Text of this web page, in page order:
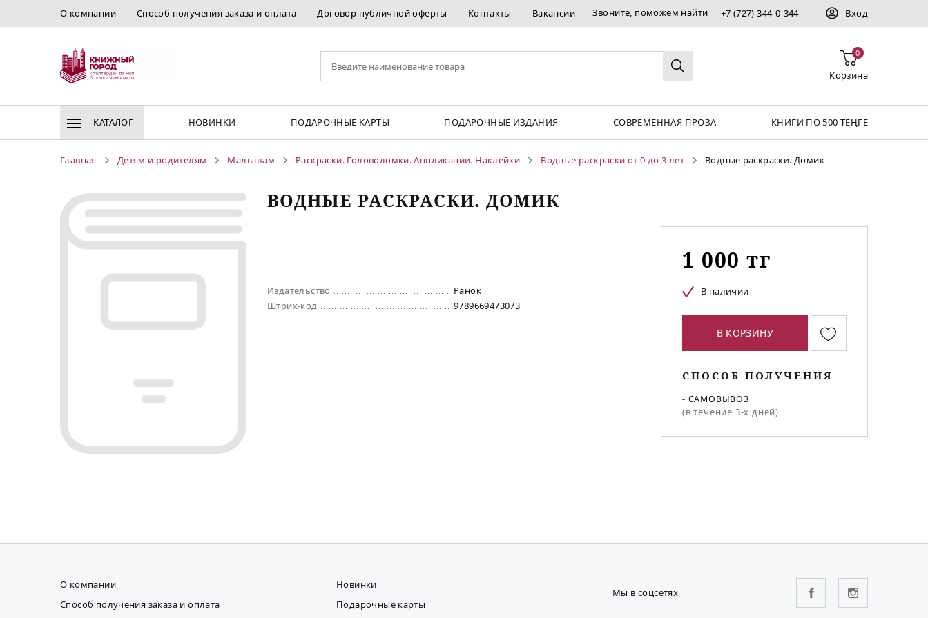
О компании Способ получения заказа и оплата Договор публичной оферты Контакты Вакансии Звоните, поможем найти +7 (727) 344-0-344 Вход
0
Корзина
КАТАЛОГ НОВИНКИ ПОДАРОЧНЫЕ КАРТЫ ПОДАРОЧНЫЕ ИЗДАНИЯ СОВРЕМЕННАЯ ПРОЗА КНИГИ ПО 500 ТЕҢГЕ
Главная Детям и родителям Малышам Раскраски. Головоломки. Аппликации. Наклейки Водные раскраски от 0 до 3 лет Водные раскраски. Домик
ВОДНЫЕ РАСКРАСКИ. ДОМИК
Издательство
Ранок
Штрих-код
9789669473073
1 000 тг
В наличии
В КОРЗИНУ
СПОСОБ ПОЛУЧЕНИЯ
- САМОВЫВОЗ
(в течение 3-х дней)
О компании
Способ получения заказа и оплата
Новинки
Подарочные карты
Мы в соцсетях